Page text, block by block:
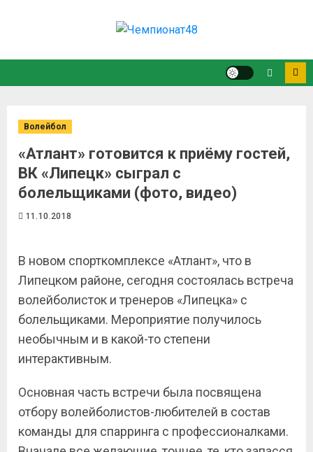
Волейбол
«Атлант» готовится к приёму гостей,
ВК «Липецк» сыграл с
болельщиками (фото, видео)
11.10.2018
В новом спорткомплексе «Атлант», что в
Липецком районе, сегодня состоялась встреча
волейболисток и тренеров «Липецка» с
болельщиками. Мероприятие получилось
необычным и в какой-то степени
интерактивным.
Основная часть встречи была посвящена
отбору волейболистов-любителей в состав
команды для спарринга с профессионалками.